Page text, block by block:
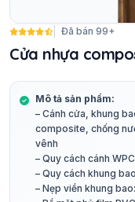
Đã bán 99+
Cửa nhựa
Mô tả sản phẩm:
– Cánh cửa, khung
composite, chống
vênh
– Quy cách cánh
– Quy cách khung
– Nẹp viền khung